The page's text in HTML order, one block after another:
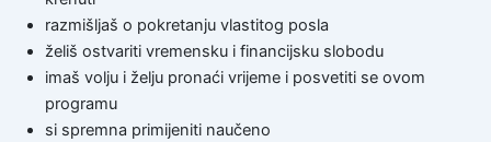
razmišljaš o pokretanju vlastitog posla
želiš ostvariti vremensku i financijsku slobodu
imaš volju i želju pronaći vrijeme i posvetiti se ovom
programu
si spremna primijeniti naučeno